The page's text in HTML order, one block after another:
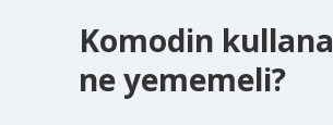
Komodin
ne yememeli?